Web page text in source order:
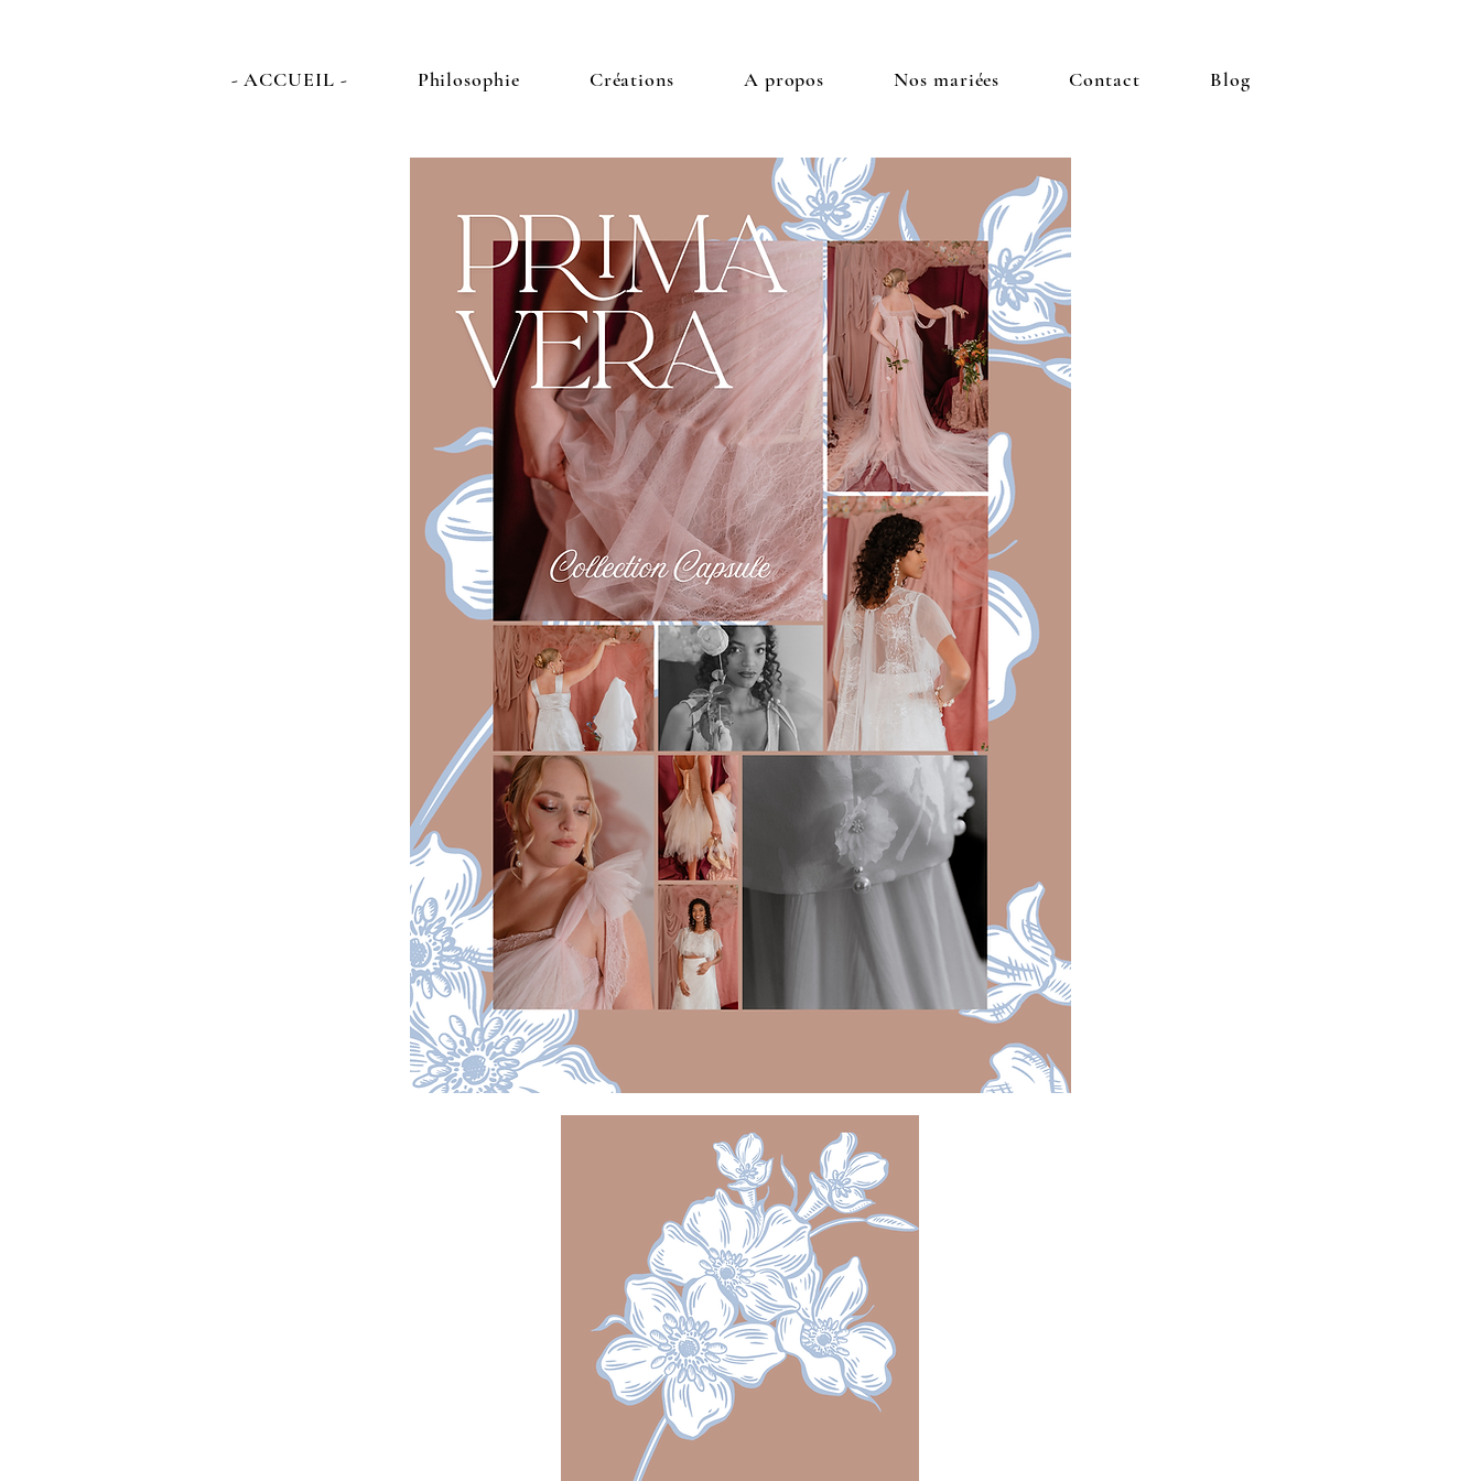
- ACCUEIL - Philosophie Créations A propos Nos mariées Contact Blog